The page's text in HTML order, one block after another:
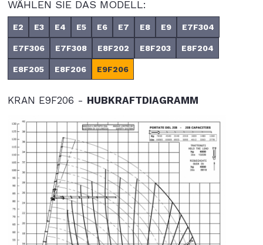
WÄHLEN SIE DAS MODELL:
E2 E3 E4 E5 E6 E7 E8 E9 E7F304
E7F306 E7F308 E8F202 E8F203 E8F204
E8F205 E8F206 E9F206
KRAN E9F206 - HUBKRAFTDIAGRAMM